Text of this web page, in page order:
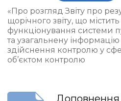
«Про розгляд Звіту про
щорічного звіту, що містить
функціонування системи
та узагальнену
здійснення контролю у
об’єктом контролю